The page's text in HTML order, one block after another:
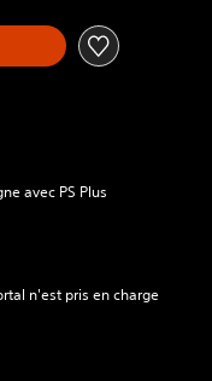
avec PS Plus
n'est pris en charge